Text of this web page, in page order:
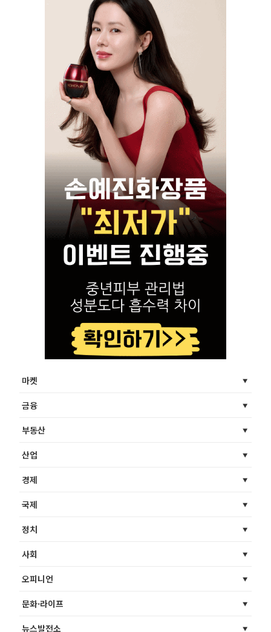
마켓
금융
부동산
산업
경제
국제
정치
사회
오피니언
문화·라이프
뉴스발전소